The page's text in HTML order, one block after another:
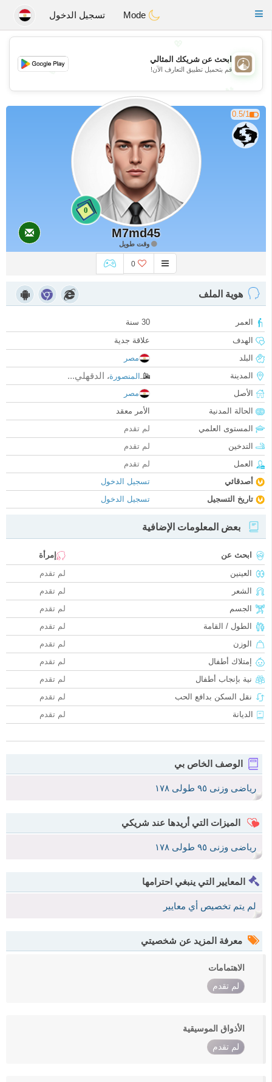
Bahebik
Toggle
تسجيل الدخول
💖
💕
💕
ابحث عن شريكك المثالي
قم بتحميل تطبيق التعارف الآن!
0.5/1
0
M7md45
وقت طويل
0
هوية الملف
العمر
30 سنة
الهدف
علاقة جدية
البلد
مصر
المدينة
المنصورة، الدقهلي...
الأصل
مصر
الحالة المدنية
الأمر معقد
المستوى العلمي
لم تقدم
التدخين
لم تقدم
العمل
لم تقدم
أصدقائي
تسجيل الدخول
تاريخ التسجيل
تسجيل الدخول
بعض المعلومات الإضافية
ابحث عن
إمرأة
العينين
لم تقدم
الشعر
لم تقدم
الجسم
لم تقدم
الطول / القامة
لم تقدم
الوزن
لم تقدم
إمتلاك أطفال
لم تقدم
نية بإنجاب أطفال
لم تقدم
نقل السكن بدافع الحب
لم تقدم
الديانة
لم تقدم
الوصف الخاص بي
رياضى وزنى ٩٥ طولى ١٧٨
الميزات التي أريدها عند شريكي
رياضى وزنى ٩٥ طولى ١٧٨
المعايير التي ينبغي احترامها
لم يتم تخصيص أي معايير
معرفة المزيد عن شخصيتي
الاهتمامات
لم تقدم
الأذواق الموسيقية
لم تقدم